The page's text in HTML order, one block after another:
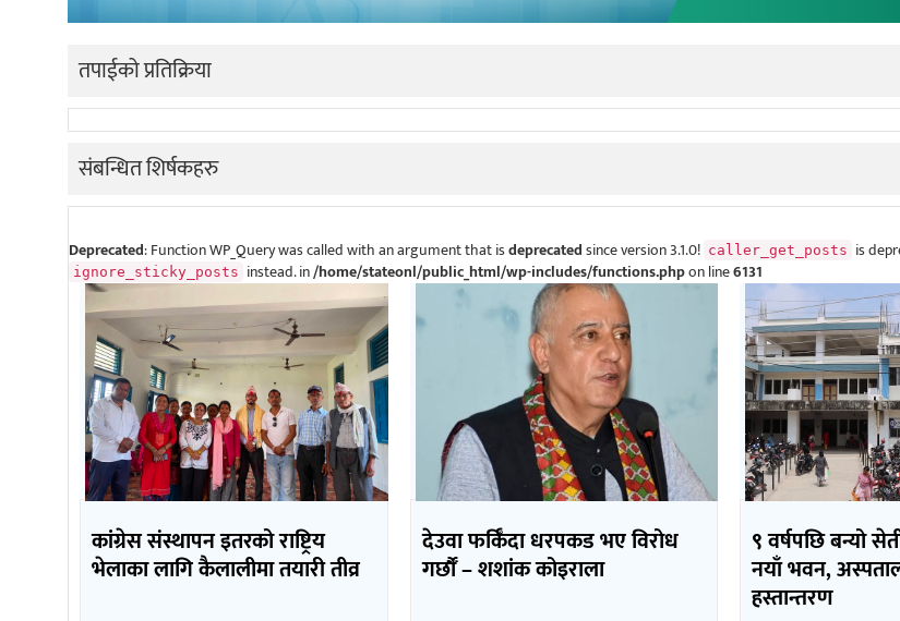
तपाईको प्रतिक्रिया
संबन्धित शिर्षकहरु
Deprecated: Function WP_Query was called with an argument that isdeprecatedsince version 3.1.0! caller_get_posts is
ignore_sticky_posts instead. in/home/stateonl/public_html/wp-includes/functions.phpon line6131
कांग्रेस संस्थापन इतरको राष्ट्रिय
भेलाका लागि कैलालीमा तयारी तीव्र
देउवा फर्किँदा धरपकड भए विरोध
गर्छौँं – शशांक कोइराला
९ वर्षपछि बन्यो
नयाँ भवन,
हस्तान्तरण